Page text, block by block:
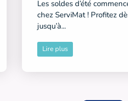
Les soldes d’été
chez ServiMat ! Profitez
jusqu’à...
Lire plus